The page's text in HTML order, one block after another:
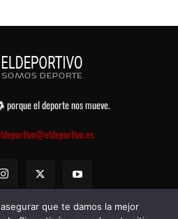
porque el deporte nos mueve.
que te damos la mejor